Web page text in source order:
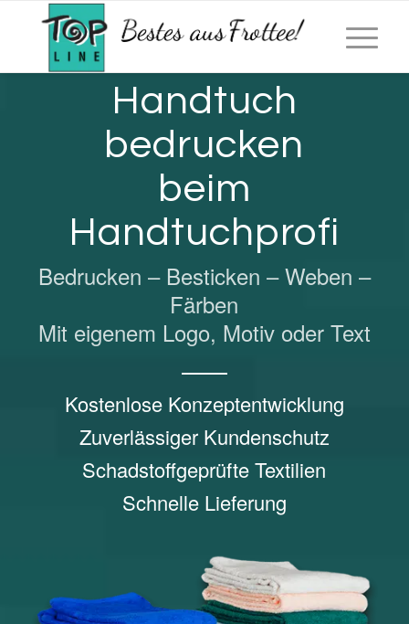
91723 Dittenheim
Handtuch
bedrucken
beim
Handtuchprofi
Bedrucken – Besticken – Weben –
Färben
Mit eigenem Logo, Motiv oder Text
Kostenlose Konzeptentwicklung
Zuverlässiger Kundenschutz
Schadstoffgeprüfte Textilien
Schnelle Lieferung